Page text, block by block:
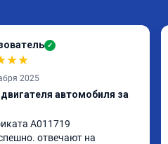
✓
★★
2025
автомобиля за
A011719
отвечают на